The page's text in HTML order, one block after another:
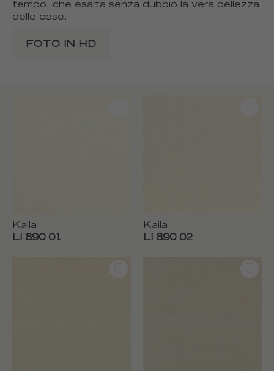
tempo, che esalta senza dubbio la vera bellezza
delle cose.
FOTO IN HD
Kaila
LI 890 01
Kaila
LI 890 02